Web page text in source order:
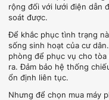
rộng đối với lưới điện dẫn
soát được.
Để khắc phục tình trạng
sống sinh hoạt của cư
phòng để phục vụ cho
ra. Đảm bảo hệ thống
ổn định liên tục.
Nhưng để chọn mua máy